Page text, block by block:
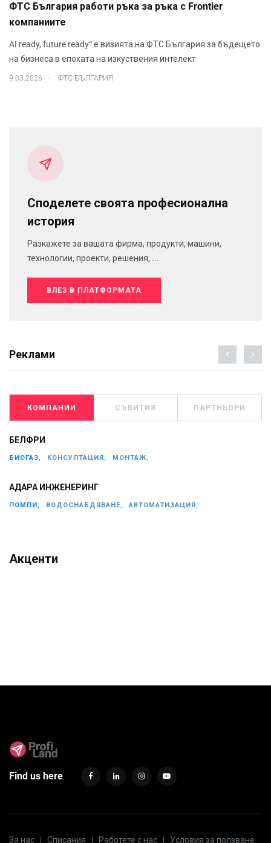
ФТС България работи ръка за ръка с Frontier
компаниите
AI ready, future ready“ е визията на ФТС България за бъдещето
на бизнеса в епохата на изкуствения интелект
9.03.2026 ФТС БЪЛГАРИЯ
Споделете своята професионална
история
Разкажете за вашата фирма, продукти, машини,
технологии, проекти, решения, ...
ВЛЕЗ В ПЛАТФОРМАТА
Реклами
КОМПАНИИ СЪБИТИЯ ПАРТНЬОРИ
БЕЛФРИ
БИОГАЗ, КОНСУЛТАЦИЯ, МОНТАЖ,
АДАРА ИНЖЕНЕРИНГ
ПОМПИ, ВОДОСНАБДЯВАНЕ, АВТОМАТИЗАЦИЯ,
Акценти
Find us here
За нас Списания Работете с нас Условия за ползване